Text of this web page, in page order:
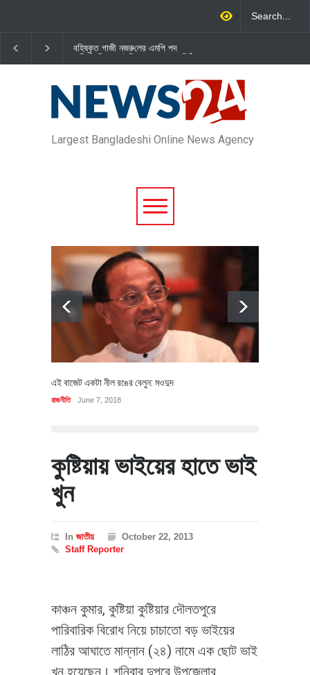
বহিষ্কৃত গাজী নজরু‌লের এম‌পি পদ
বা‌তি‌লে স্পিকার-ইসিকে জামায়া‌তের চি‌ঠি
Largest Bangladeshi Online News Agency
এই বাজেট একটা নীল রঙের বেলুন: মওদুদ
রাজনীতি June 7, 2018
কুষ্টিয়ায় ভাইয়ের হাতে ভাই
খুন
In জাতীয়
October 22, 2013
Staff Reporter
কাঞ্চন কুমার, কুষ্টিয়া কুষ্টিয়ার দৌলতপুরে
পারিবারিক বিরোধ নিয়ে চাচাতো বড় ভাইয়ের
লাঠির আঘাতে মান্নান (২৪) নামে এক ছোট ভাই